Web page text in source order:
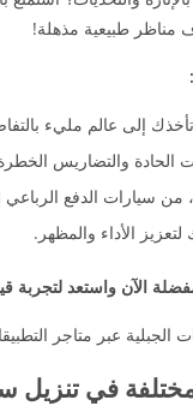
مناظر طبيعية مذهلة!
تأخذك إلى عالم مليء
الحادة والتضاريس
، من سيارات الدفع الرباعي
الأداء والمظهر.
الآن واستعد لتجربة
الجبلية عبر متاجر
في تنزيل